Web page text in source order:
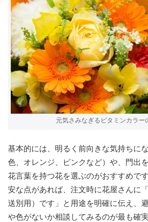
元気さみなぎるビタミンカラー
基本的には、明るく前向きな気持ちに
色、オレンジ、ピンクなど）や、門出
花言葉を持つ花を選ぶのがおすすめで
安な点があれば、注文時に花屋さんに
送別用）です」と用途を明確に伝え、
や色がないか相談してみるのが最も確実